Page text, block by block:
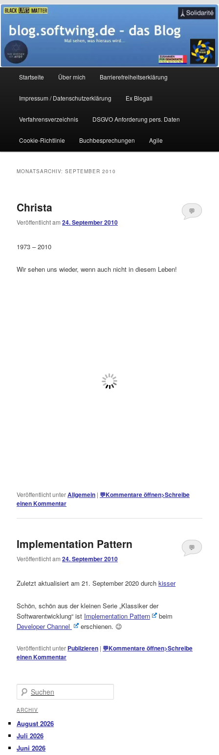
Zum
primären
Inhalt
springen
Zum
sekundären
Inhalt
springen
blog.softwing.de – das Blog
Mal sehen, was hieraus wird…
Startseite Über mich Barrierefreiheitserklärung
Impressum / Datenschutzerklärung Ex Blogall
Verfahrensverzeichnis DSGVO Anforderung pers. Daten
Cookie-Richtlinie Buchbesprechungen Agile
MONATSARCHIV:SEPTEMBER 2010
Christa
Veröffentlicht am24. September 2010
💬
1973 – 2010
Wir sehen uns wieder, wenn auch nicht in diesem Leben!
Veröffentlicht unterAllgemein | 💬Kommentare öffnen>Schreibe
einen Kommentar
Implementation Pattern
Veröffentlicht am24. September 2010
💬
Zuletzt aktualisiert am 21. September 2020 durchkisser
Schön, schön aus der kleinen Serie „Klassiker der
Softwarentwicklung“ ist Implementation Pattern
beim
Developer Channel
erschienen. 😉
Veröffentlicht unter Publizieren | 💬Kommentare öffnen>Schreibe
einen Kommentar
Suchen
ARCHIV
August 2026
Juli 2026
Juni 2026